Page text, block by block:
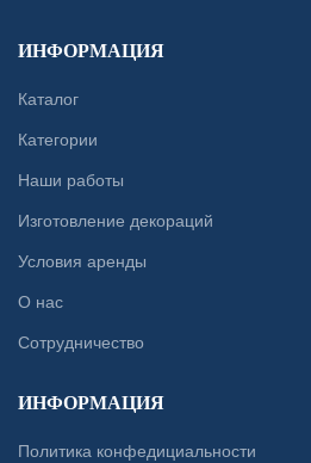
ИНФОРМАЦИЯ
Каталог
Категории
Наши работы
Изготовление декораций
Условия аренды
О нас
Сотрудничество
ИНФОРМАЦИЯ
Политика конфедициальности